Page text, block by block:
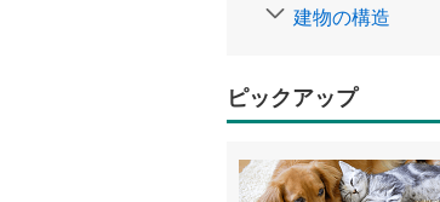
建物の構造
ピックアップ